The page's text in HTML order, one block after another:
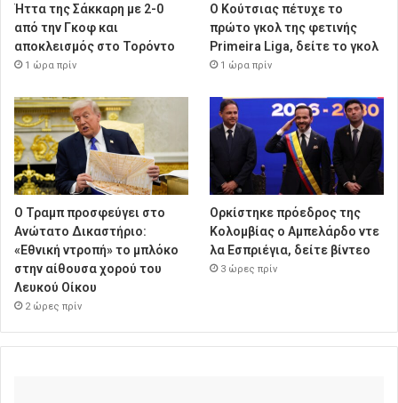
Ήττα της Σάκκαρη με 2-0
από την Γκοφ και
αποκλεισμός στο Τορόντο
1 ώρα πρίν
Ο Κούτσιας πέτυχε το
πρώτο γκολ της φετινής
Primeira Liga, δείτε το γκολ
1 ώρα πρίν
Ο Τραμπ προσφεύγει στο
Ανώτατο Δικαστήριο:
«Εθνική ντροπή» το μπλόκο
στην αίθουσα χορού του
Λευκού Οίκου
2 ώρες πρίν
Ορκίστηκε πρόεδρος της
Κολομβίας ο Αμπελάρδο ντε
λα Εσπριέγια, δείτε βίντεο
3 ώρες πρίν